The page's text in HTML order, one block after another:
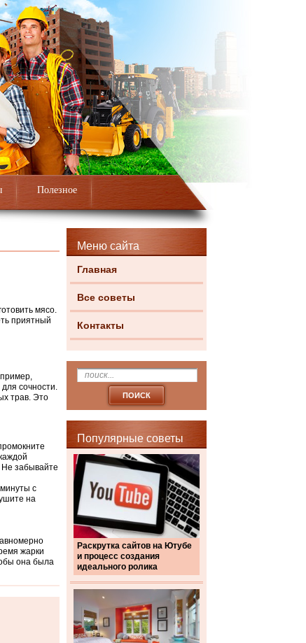
Полезное
Меню сайта
Главная
Все советы
Контакты
Популярные советы
Раскрутка сайтов на Ютубе
и процесс создания
идеального ролика
мясо.
приятный
сочности.
трав. Это
Не забывайте
с
на
жарки
она была